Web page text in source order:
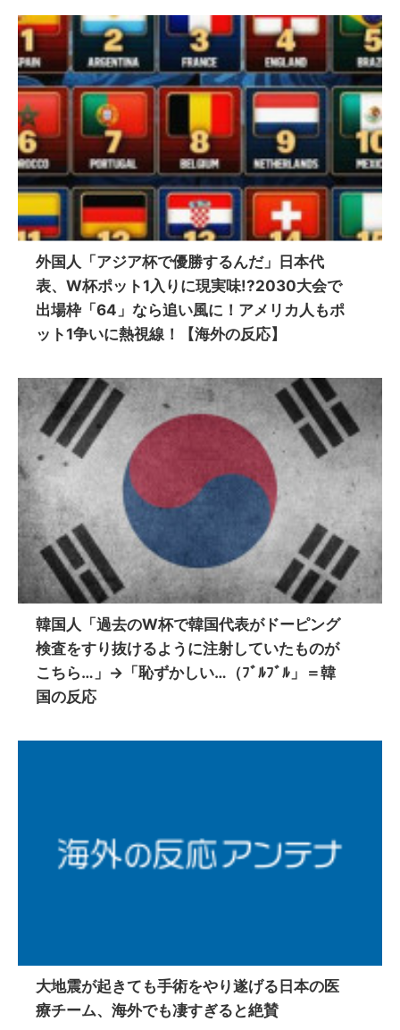
外国人「アジア杯で優勝するんだ」日本代
表、W杯ポット1入りに現実味!?2030大会で
出場枠「64」なら追い風に！アメリカ人もポ
ット1争いに熱視線！【海外の反応】
韓国人「過去のW杯で韓国代表がドーピング
検査をすり抜けるように注射していたものが
こちら…」→「恥ずかしい…（ﾌﾞﾙﾌﾞﾙ」＝韓
国の反応
大地震が起きても手術をやり遂げる日本の医
療チーム、海外でも凄すぎると絶賛